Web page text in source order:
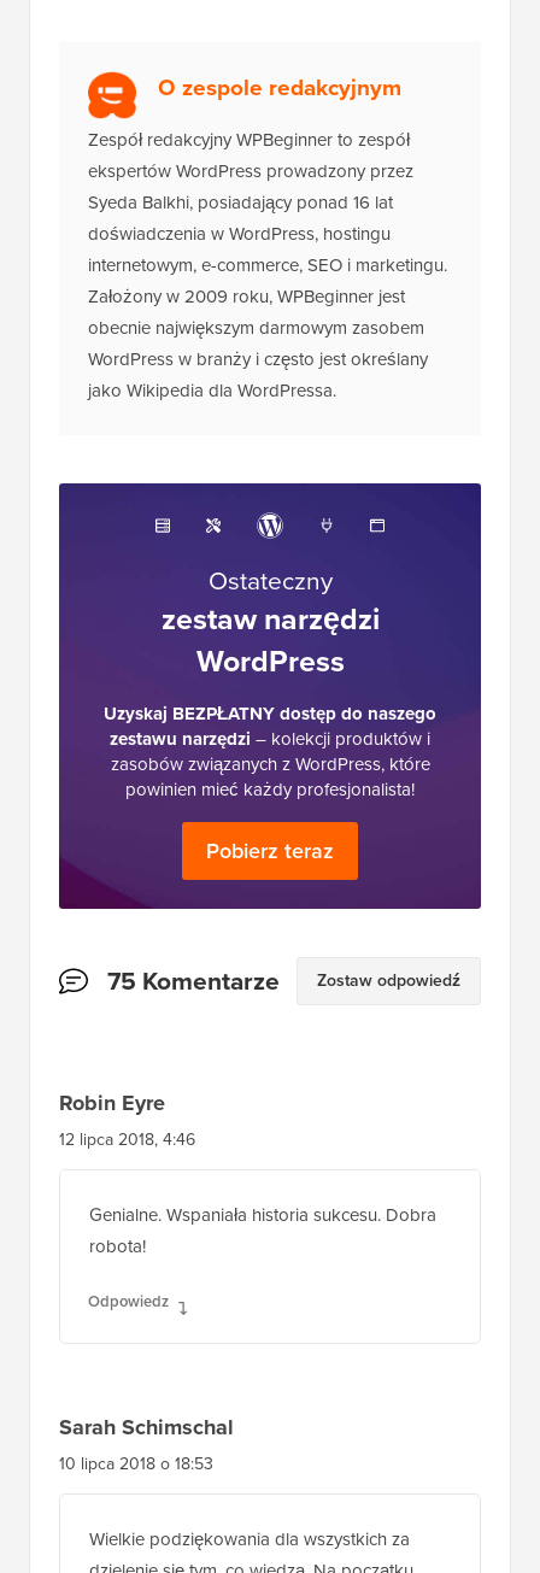
O zespole redakcyjnym
Zespół redakcyjny WPBeginner to zespół
ekspertów WordPress prowadzony przez
Syeda Balkhi, posiadający ponad 16 lat
doświadczenia w WordPress, hostingu
internetowym, e-commerce, SEO i marketingu.
Założony w 2009 roku, WPBeginner jest
obecnie największym darmowym zasobem
WordPress w branży i często jest określany
jako Wikipedia dla WordPressa.
Ostateczny
zestaw narzędzi
WordPress
Uzyskaj BEZPŁATNY dostęp do naszego
zestawu narzędzi – kolekcji produktów i
zasobów związanych z WordPress, które
powinien mieć każdy profesjonalista!
Pobierz teraz
Interakcje
75 Komentarze Zostaw odpowiedź
Robin Eyre
12 lipca 2018, 4:46
Genialne. Wspaniała historia sukcesu. Dobra
robota!
Odpowiedz
Sarah Schimschal
10 lipca 2018 o 18:53
Wielkie podziękowania dla wszystkich za